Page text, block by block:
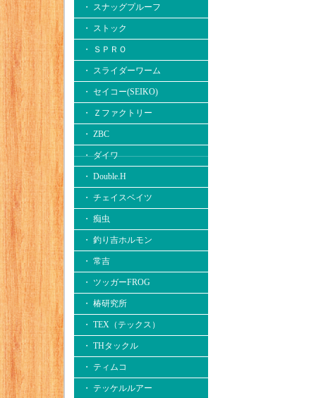
・ スナッグプルーフ
・ ストック
・ ＳＰＲＯ
・ スライダーワーム
・ セイコー(SEIKO)
・ Ｚファクトリー
・ ZBC
・ ダイワ
・ Double.H
・ チェイスベイツ
・ 痴虫
・ 釣り吉ホルモン
・ 常吉
・ ツッガーFROG
・ 椿研究所
・ TEX（テックス）
・ THタックル
・ ティムコ
・ テッケルルアー